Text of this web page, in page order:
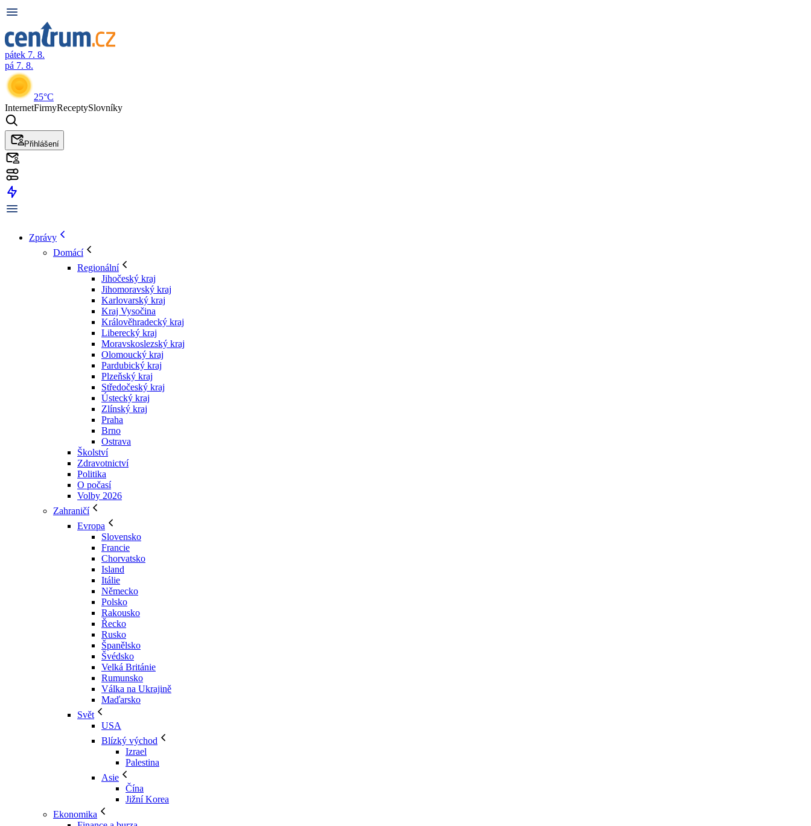
pátek 7. 8.
pá 7. 8.
25°C
InternetFirmyReceptySlovníky
Přihlášení
Zprávy
Domácí
Regionální
Jihočeský kraj
Jihomoravský kraj
Karlovarský kraj
Kraj Vysočina
Králověhradecký kraj
Liberecký kraj
Moravskoslezský kraj
Olomoucký kraj
Pardubický kraj
Plzeňský kraj
Středočeský kraj
Ústecký kraj
Zlínský kraj
Praha
Brno
Ostrava
Školství
Zdravotnictví
Politika
O počasí
Volby 2026
Zahraničí
Evropa
Slovensko
Francie
Chorvatsko
Island
Itálie
Německo
Polsko
Rakousko
Řecko
Rusko
Španělsko
Švédsko
Velká Británie
Rumunsko
Válka na Ukrajině
Maďarsko
Svět
USA
Blízký východ
Izrael
Palestina
Asie
Čína
Jižní Korea
Ekonomika